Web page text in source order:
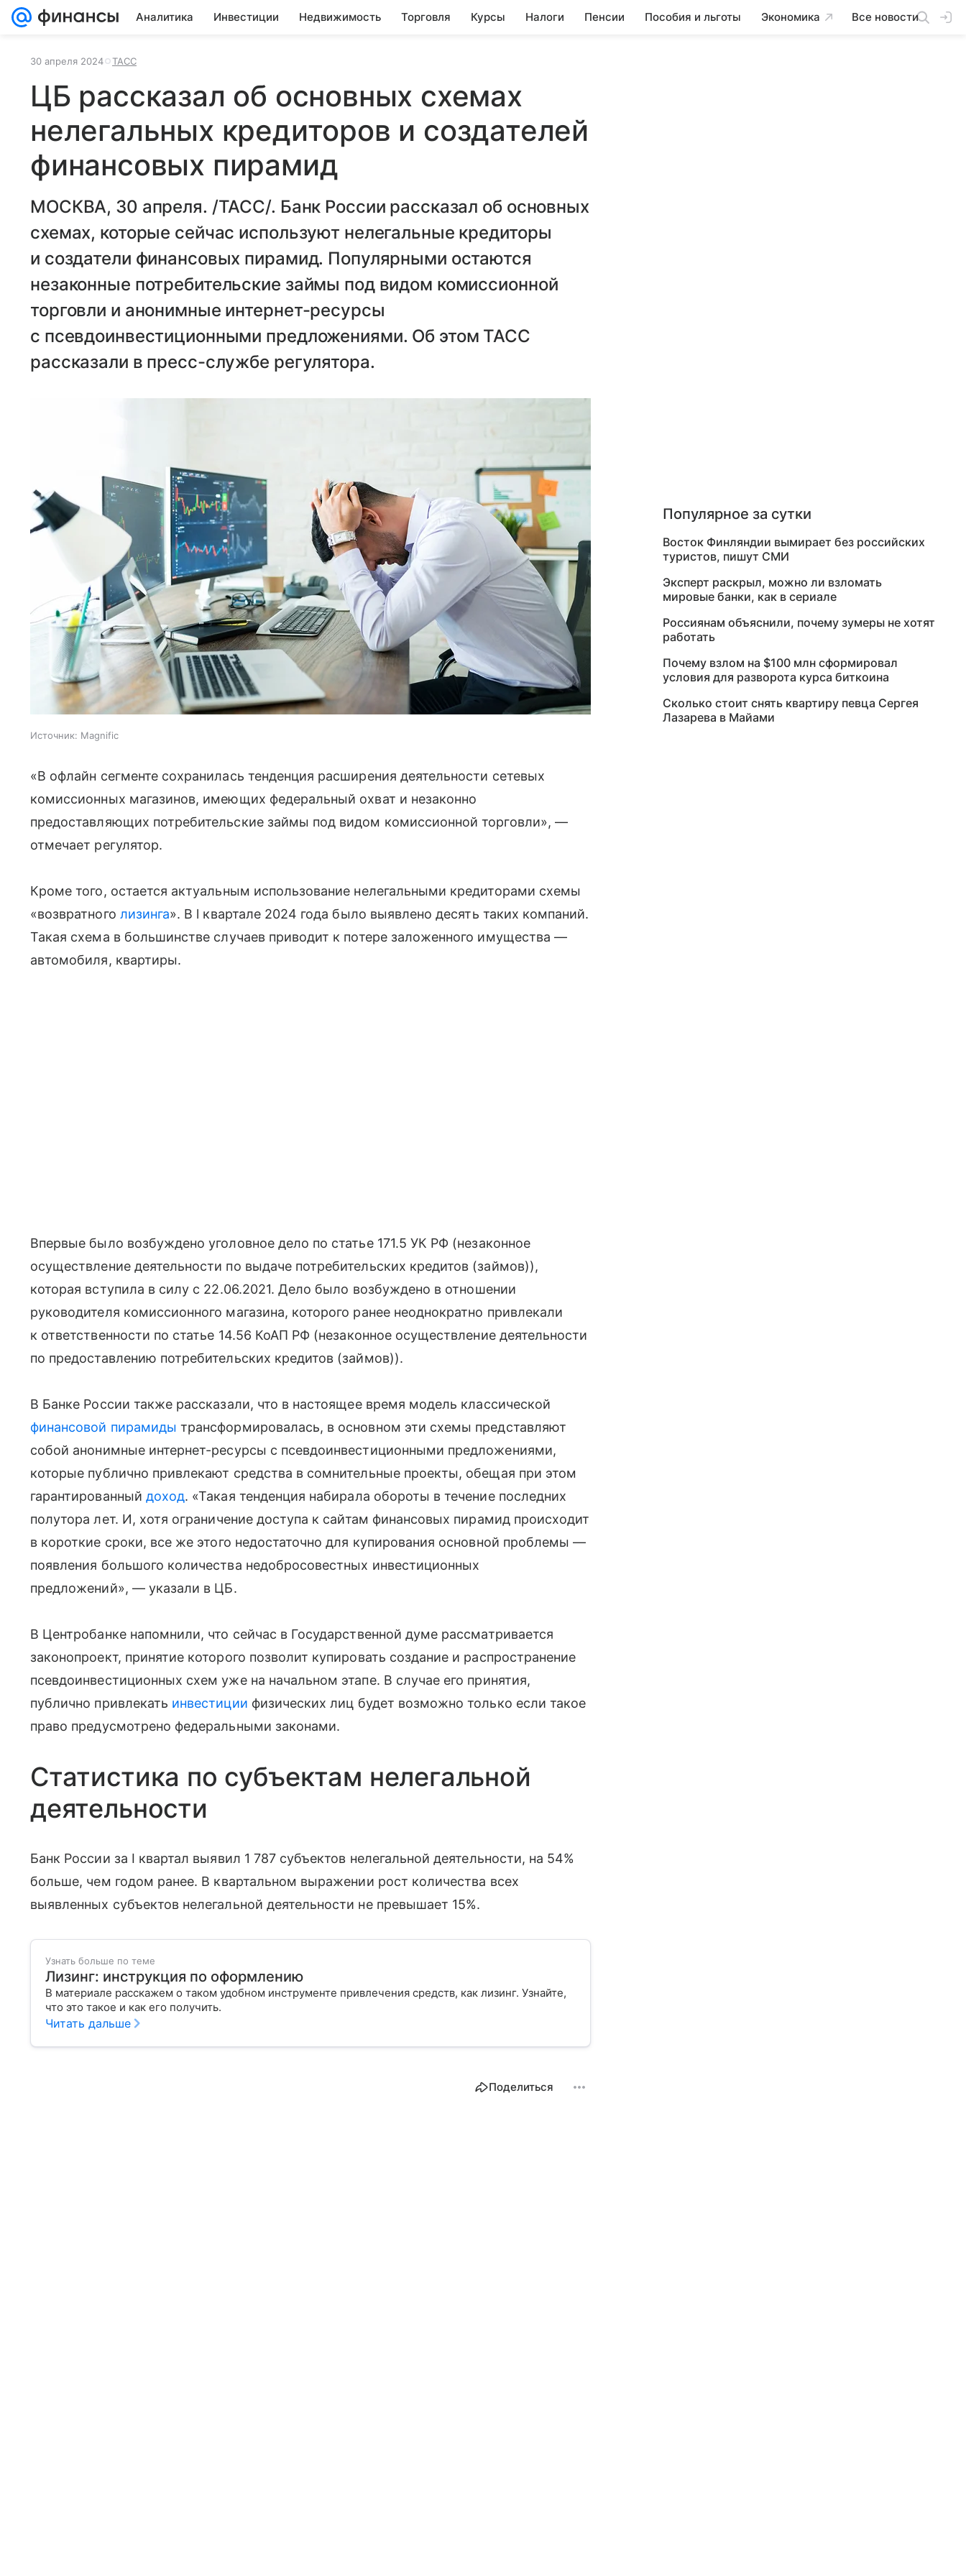
Аналитика Инвестиции Недвижимость Торговля Курсы Налоги Пенсии Пособия и льготы Экономика Все новости
30 апреля 2024 ТАСС
ЦБ рассказал об основных схемах
нелегальных кредиторов и создателей
финансовых пирамид
МОСКВА, 30 апреля. /ТАСС/. Банк России рассказал об основных
схемах, которые сейчас используют нелегальные кредиторы
и создатели финансовых пирамид. Популярными остаются
незаконные потребительские займы под видом комиссионной
торговли и анонимные интернет-ресурсы
с псевдоинвестиционными предложениями. Об этом ТАСС
рассказали в пресс-службе регулятора.
Источник: Magnific
«В офлайн сегменте сохранилась тенденция расширения деятельности сетевых
комиссионных магазинов, имеющих федеральный охват и незаконно
предоставляющих потребительские займы под видом комиссионной торговли», —
отмечает регулятор.
Кроме того, остается актуальным использование нелегальными кредиторами схемы
«возвратного лизинга». В l квартале 2024 года было выявлено десять таких компаний.
Такая схема в большинстве случаев приводит к потере заложенного имущества —
автомобиля, квартиры.
Впервые было возбуждено уголовное дело по статье 171.5 УК РФ (незаконное
осуществление деятельности по выдаче потребительских кредитов (займов)),
которая вступила в силу с 22.06.2021. Дело было возбуждено в отношении
руководителя комиссионного магазина, которого ранее неоднократно привлекали
к ответственности по статье 14.56 КоАП РФ (незаконное осуществление деятельности
по предоставлению потребительских кредитов (займов)).
В Банке России также рассказали, что в настоящее время модель классической
финансовой пирамиды трансформировалась, в основном эти схемы представляют
собой анонимные интернет-ресурсы с псевдоинвестиционными предложениями,
которые публично привлекают средства в сомнительные проекты, обещая при этом
гарантированный доход. «Такая тенденция набирала обороты в течение последних
полутора лет. И, хотя ограничение доступа к сайтам финансовых пирамид происходит
в короткие сроки, все же этого недостаточно для купирования основной проблемы —
появления большого количества недобросовестных инвестиционных
предложений», — указали в ЦБ.
В Центробанке напомнили, что сейчас в Государственной думе рассматривается
законопроект, принятие которого позволит купировать создание и распространение
псевдоинвестиционных схем уже на начальном этапе. В случае его принятия,
публично привлекать инвестиции физических лиц будет возможно только если такое
право предусмотрено федеральными законами.
Статистика по субъектам нелегальной
деятельности
Банк России за I квартал выявил 1 787 субъектов нелегальной деятельности, на 54%
больше, чем годом ранее. В квартальном выражении рост количества всех
выявленных субъектов нелегальной деятельности не превышает 15%.
Узнать больше по теме
Лизинг: инструкция по оформлению
В материале расскажем о таком удобном инструменте привлечения средств, как лизинг. Узнайте,
что это такое и как его получить.
Читать дальше
Поделиться
Популярное за сутки
Восток Финляндии вымирает без российских
туристов, пишут СМИ
Эксперт раскрыл, можно ли взломать
мировые банки, как в сериале
Россиянам объяснили, почему зумеры не хотят
работать
Почему взлом на $100 млн сформировал
условия для разворота курса биткоина
Сколько стоит снять квартиру певца Сергея
Лазарева в Майами